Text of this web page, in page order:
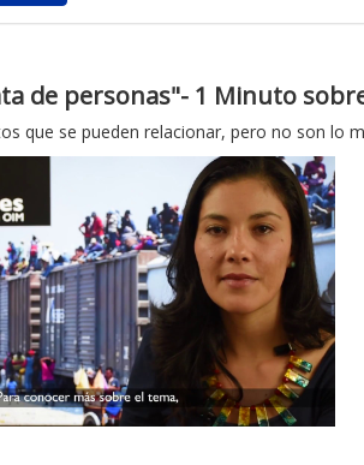
de personas"- 1 Minuto
que se pueden relacionar, pero no son lo